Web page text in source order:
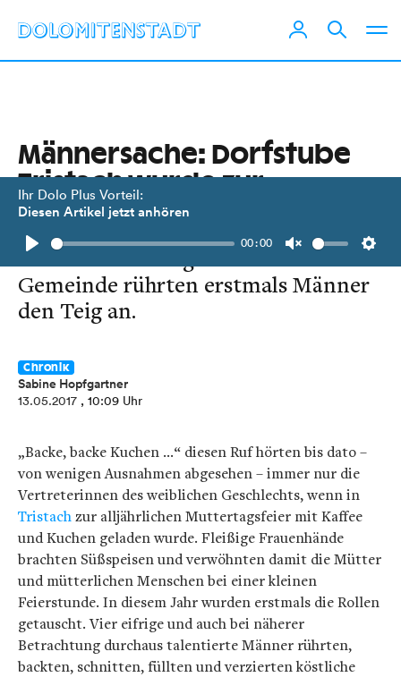
Ihr Dolo Plus Vorteil:
Diesen Artikel jetzt anhören
Play
00:00
Unmute
Männersache: Dorfstube
Tristach wurde zur
Backstube
Für die Muttertagsfeier der
Gemeinde rührten erstmals Männer
den Teig an.
Chronik
Sabine Hopfgartner
13.05.2017 , 10:09 Uhr
„Backe, backe Kuchen …“ diesen Ruf hörten bis dato –
von wenigen Ausnahmen abgesehen – immer nur die
Vertreterinnen des weiblichen Geschlechts, wenn in
Tristachzur alljährlichen Muttertagsfeier mit Kaffee
und Kuchen geladen wurde. Fleißige Frauenhände
brachten Süßspeisen und verwöhnten damit die Mütter
und mütterlichen Menschen bei einer kleinen
Feierstunde. In diesem Jahr wurden erstmals die Rollen
getauscht. Vier eifrige und auch bei näherer
Betrachtung durchaus talentierte Männer rührten,
backten, schnitten, füllten und verzierten köstliche